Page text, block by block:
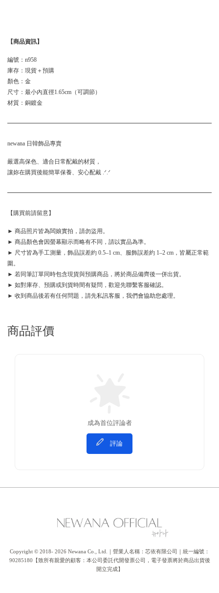
【商品資訊】
編號：n958
庫存：現貨＋預購
顏色：金
尺寸：最小內直徑1.65cm（可調節）
材質：銅鍍金
newana 日韓飾品專賣
嚴選高保色、適合日常配戴的材質，
讓妳在購買後能簡單保養、安心配戴 .ᐟ.ᐟ
【購買前請留意】
► 商品照片皆為闆娘實拍，請勿盜用。
► 商品顏色會因螢幕顯示而略有不同，請以實品為準。
► 尺寸皆為手工測量，飾品誤差約 0.5–1 cm、服飾誤差約 1–2 cm，皆屬正常範
圍。
► 若同筆訂單同時包含現貨與預購商品，將於商品備齊後一併出貨。
► 如對庫存、預購或到貨時間有疑問，歡迎先聯繫客服確認。
► 收到商品後若有任何問題，請先私訊客服，我們會協助您處理。
商品評價
成為首位評論者
評論
Copyright © 2018- 2026 Newana Co., Ltd.｜營業人名稱：芯依有限公司｜統一編號：
90285180【致所有親愛的顧客：本公司委託代開發票公司，電子發票將於商品出貨後
開立完成】